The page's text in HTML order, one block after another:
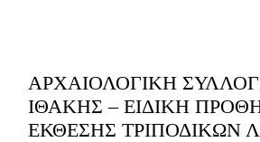
ΑΡΧΑΙΟΛΟΓΙΚΗ
ΙΘΑΚΗΣ – ΕΙΔΙΚΗ
ΕΚΘΕΣΗΣ ΤΡΙΠΟΔΙΚΩΝ